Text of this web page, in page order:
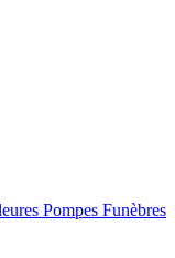
Pompes Funèbres